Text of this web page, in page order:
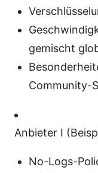
gemischt
Community-
Anbieter I
No-Logs-